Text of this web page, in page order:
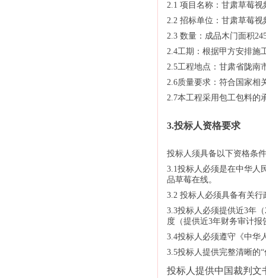
2.1 项目名称：甘肃草莓
2.2 招标单位：甘肃草莓
2.3 数量：成品木门面积
2.4工期：根据甲方安排施
2.5工程地点：甘肃省陇南
2.6质量要求：符合国家相
2.7本工程采用包工包料的
3.投标人资格要求
投标人须具备以下资格条
3.1投标人必须是在中华人
品草莓在线。
3.2 投标人必须具备有关
3.3投标人必须提供近3年
度（提供近3年财务审计报
3.4投标人必须遵守《中华
3.5投标人提供完整清晰的
投标人提供中国裁判文